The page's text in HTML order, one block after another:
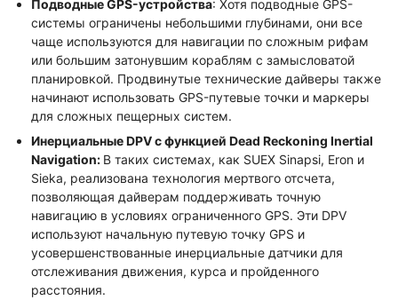
Подводные GPS-устройства: Хотя подводные GPS-
системы ограничены небольшими глубинами, они все
чаще используются для навигации по сложным рифам
или большим затонувшим кораблям с замысловатой
планировкой. Продвинутые технические дайверы также
начинают использовать GPS-путевые точки и маркеры
для сложных пещерных систем.
Инерциальные DPV с функцией Dead Reckoning Inertial
Navigation: В таких системах, как SUEX Sinapsi, Eron и
Sieka, реализована технология мертвого отсчета,
позволяющая дайверам поддерживать точную
навигацию в условиях ограниченного GPS. Эти DPV
используют начальную путевую точку GPS и
усовершенствованные инерциальные датчики для
отслеживания движения, курса и пройденного
расстояния.